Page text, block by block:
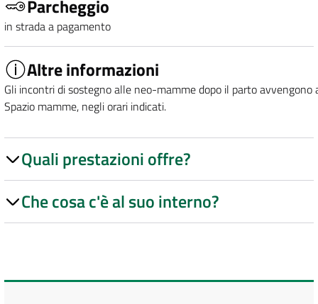
Parcheggio
in strada a pagamento
Altre informazioni
Gli incontri di sostegno alle neo-mamme dopo il parto avvengono
Spazio mamme, negli orari indicati.
Quali prestazioni offre?
Che cosa c'è al suo interno?